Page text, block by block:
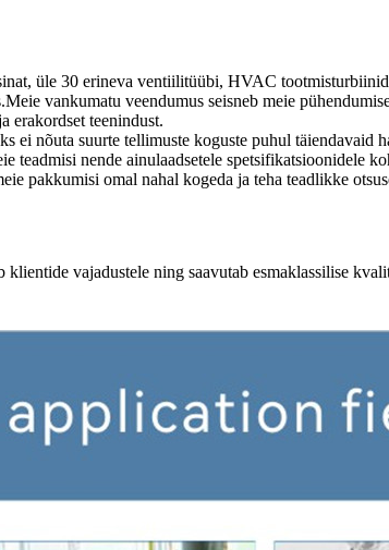
üle 30 erineva ventiilitüübi, HVAC
vankumatu veendumus seisneb meie
erakordset teenindust.
ei nõuta suurte tellimuste koguste puhul täiendavaid
nende ainulaadsetele spetsifikatsioonidele
pakkumisi omal nahal kogeda ja teha teadlikke
vajadustele ning saavutab esmaklassilise